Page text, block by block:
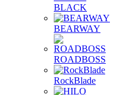
BLACK
BEARWAY
ROADBOSS
RockBlade